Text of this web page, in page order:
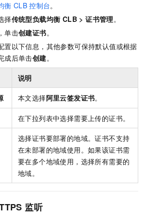
衡 CLB 控制台。
择传统型负载均衡 CLB >证书管理。
单击创建证书。
置以下信息，其他参数可保持默认值或根据
成后单击创建。
说明
本文选择阿里云签发证书。
在下拉列表中选择需要上传的证书。
选择证书要部署的地域。证书不支持
在未部署的地域使用。如果该证书需
要在多个地域使用，选择所有需要的
地域。
监听